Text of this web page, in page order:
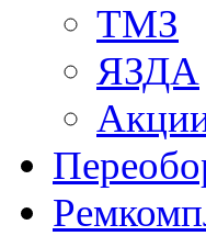
ТМЗ
ЯЗДА